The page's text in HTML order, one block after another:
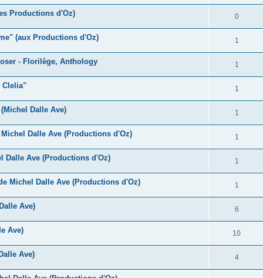
n
s
s
o
n
s
s
é
n
s
s
Productions d'Oz) 0R
é
n
s
s
(aux Productions d'Oz) 1
é
n
s
s
- Florilège, Anthology 1
é
n
s
s
Clelia" 1
é
n
s
s
Dalle Ave) 1
é
n
s
s
Dalle Ave (Productions d'Oz) 1
é
n
s
s
Dalle Ave (Productions d'Oz) 1
é
o
n
s
s
Michel Dalle Ave (Productions d'Oz) 1
é
o
n
s
Ave) 6R
é
o
n
Ave) 10R
é
Ave) 4R
é